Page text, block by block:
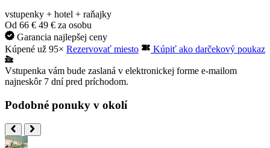
vstupenky + hotel + raňajky
Od 66 € 49 € za osobu
Garancia najlepšej ceny
Kúpené už 95× Rezervovať miesto Kúpiť ako darčekový poukaz
Vstupenka vám bude zaslaná v elektronickej forme e-mailom
najneskôr 7 dní pred príchodom.
Podobné ponuky v okolí